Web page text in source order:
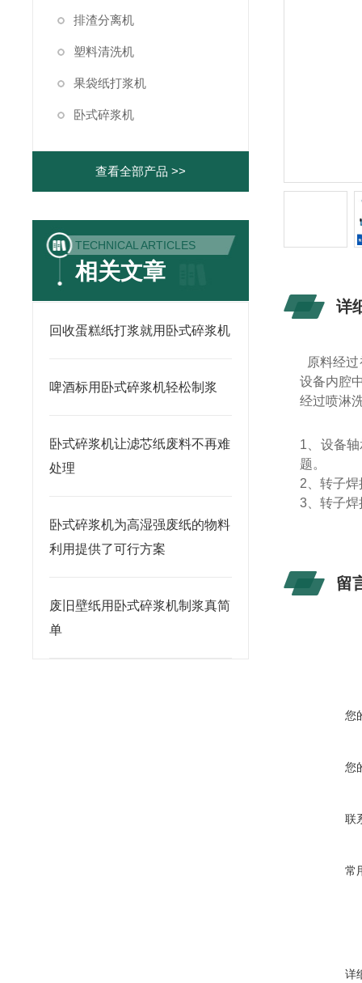
排渣分离机
塑料清洗机
果袋纸打浆机
卧式碎浆机
查看全部产品 >>
TECHNICAL ARTICLES
相关文章
回收蛋糕纸打浆就用卧式碎浆机
啤酒标用卧式碎浆机轻松制浆
卧式碎浆机让滤芯纸废料不再难
处理
卧式碎浆机为高湿强废纸的物料
利用提供了可行方案
废旧壁纸用卧式碎浆机制浆真简
单
详
原料经
设备内腔
经过喷淋
1 、设备
题。
2 、转子
3 、转子
留
您
您
联
常
详